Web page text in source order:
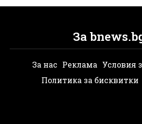
За
За нас Реклама Условия
Политика за бисквитки